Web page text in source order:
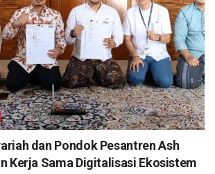
dan Pondok Pesantren Ash
Kerja Sama Digitalisasi Ekosistem